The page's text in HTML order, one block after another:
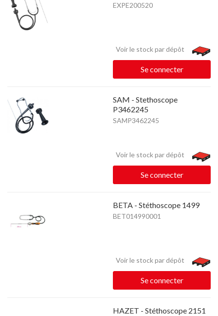
EXPE200520
Voir le stock par dépôt
Se connecter
SAM - Stethoscope
P3462245
SAMP3462245
Voir le stock par dépôt
Se connecter
BETA - Stéthoscope 1499
BET014990001
Voir le stock par dépôt
Se connecter
HAZET - Stéthoscope 2151